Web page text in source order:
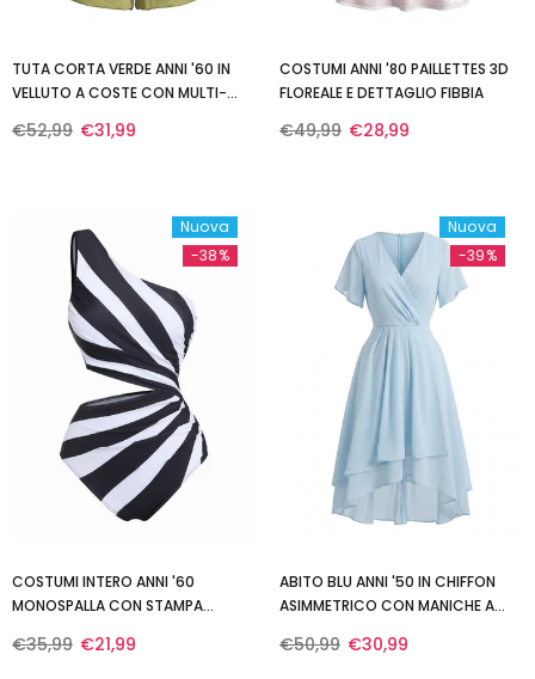
TUTA CORTA VERDE ANNI '60 IN
VELLUTO A COSTE CON MULTI-
€52,99 €31,99
COSTUMI ANNI '80 PAILLETTES 3D
FLOREALE E DETTAGLIO FIBBIA
€49,99 €28,99
Nuova
-38%
COSTUMI INTERO ANNI '60
MONOSPALLA CON STAMPA
€35,99 €21,99
Nuova
-39%
ABITO BLU ANNI '50 IN CHIFFON
ASIMMETRICO CON MANICHE A
€50,99 €30,99